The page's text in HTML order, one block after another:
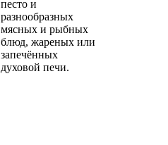
песто и
разнообразных
мясных и рыбных
блюд, жареных или
запечённых
духовой печи.